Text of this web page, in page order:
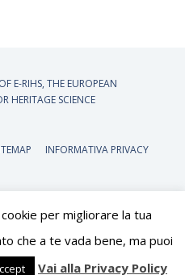
E-RIHS, THE EUROPEAN
HERITAGE SCIENCE
INFORMATIVA PRIVACY
per migliorare la tua
che a te vada bene, ma puoi
Vai alla Privacy Policy